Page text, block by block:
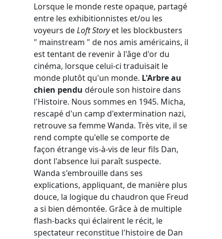
Lorsque le monde reste opaque, partagé
entre les exhibitionnistes et/ou les
voyeurs deLoft Storyet les blockbusters
" mainstream " de nos amis américains, il
est tentant de revenir à l'âge d'or du
cinéma, lorsque celui-ci traduisait le
monde plutôt qu'un monde. L'Arbre au
chien pendu déroule son histoire dans
l'Histoire. Nous sommes en 1945. Micha,
rescapé d'un camp d'extermination nazi,
retrouve sa femme Wanda. Très vite, il se
rend compte qu'elle se comporte de
façon étrange vis-à-vis de leur fils Dan,
dont l'absence lui paraît suspecte.
Wanda s'embrouille dans ses
explications, appliquant, de manière plus
douce, la logique du chaudron que Freud
a si bien démontée. Grâce à de multiple
flash-backs qui éclairent le récit, le
spectateur reconstitue l'histoire de Dan